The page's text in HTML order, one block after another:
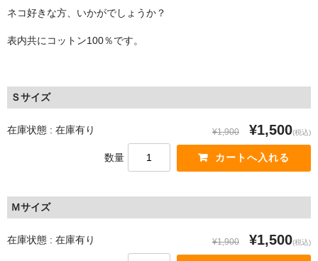
ネコ好きな方、いかがでしょうか？
表内共にコットン100％です。
Ｓサイズ
在庫状態 : 在庫有り ¥1,900 ¥1,500(税込)
数量
Ｍサイズ
在庫状態 : 在庫有り ¥1,900 ¥1,500(税込)